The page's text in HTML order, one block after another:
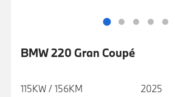
BMW 220 Gran Coupé
115KW / 156KM
2025